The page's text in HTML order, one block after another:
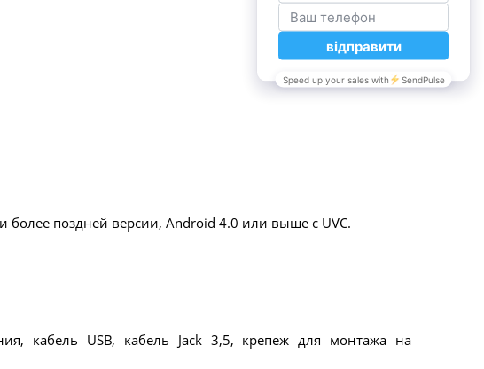
более поздней версии, Android 4.0 или выше с UVC.
кабель USB, кабель Jack 3,5, крепеж для монтажа на